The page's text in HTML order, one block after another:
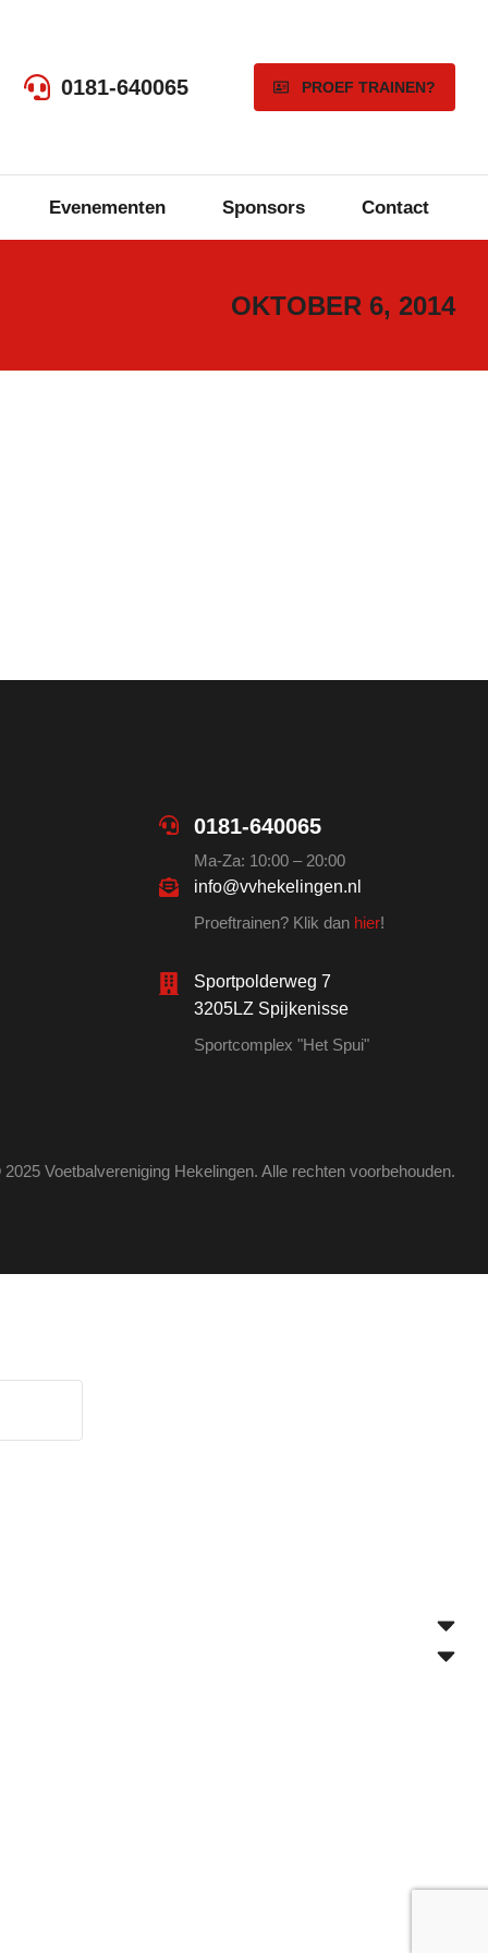
0181-640065 PROEF TRAINEN?
Evenementen Sponsors Contact
OKTOBER 6, 2014
0181-640065
Ma-Za: 10:00 – 20:00
info@vvhekelingen.nl
Proeftrainen? Klik dan hier!
Sportpolderweg 7
3205LZ Spijkenisse
Sportcomplex "Het Spui"
Voetbalvereniging Hekelingen. Alle rechten voorbehouden.